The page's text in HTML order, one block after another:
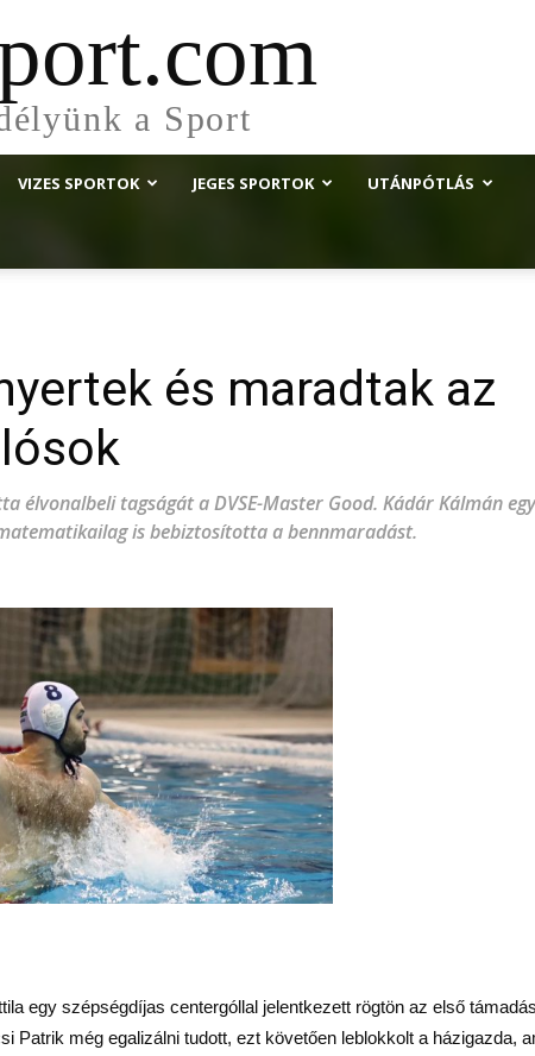
a Sport
VIZES SPORTOK JEGES SPORTOK UTÁNPÓTLÁS
és maradtak az
élvonalbeli tagságát a DVSE-Master Good. Kádár Kálmán
is bebiztosította a bennmaradást.
egy szépségdíjas centergóllal jelentkezett rögtön az első
Patrik még egalizálni tudott, ezt követően leblokkolt a házigazda,